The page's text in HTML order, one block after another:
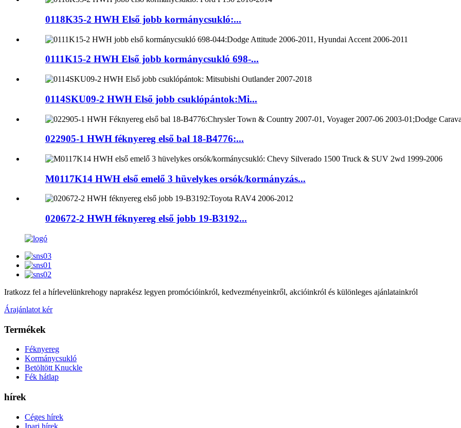
0118K35-2 HWH Első jobb kormánycsukló:...
0111K15-2 HWH Első jobb kormánycsukló 698-...
0114SKU09-2 HWH Első jobb csuklópántok:Mi...
022905-1 HWH féknyereg első bal 18-B4776:...
M0117K14 HWH első emelő 3 hüvelykes orsók/kormányzás...
020672-2 HWH féknyereg első jobb 19-B3192...
Iratkozz fel a hírlevelünkrehogy naprakész legyen promócióinkról, kedvezményeinkről, akcióinkról és különleges ajánlatainkról
Árajánlatot kér
Termékek
Féknyereg
Kormánycsukló
Betöltött Knuckle
Fék hátlap
hírek
Céges hírek
Ipari hírek